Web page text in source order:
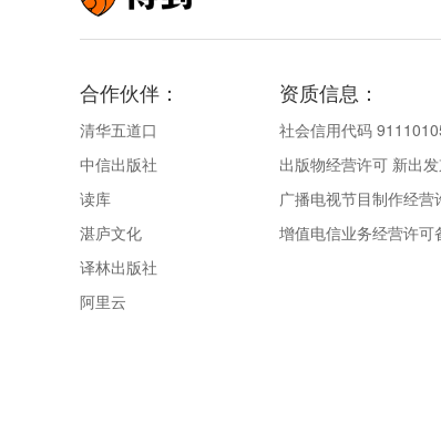
合作伙伴：
清华五道口
中信出版社
读库
湛庐文化
译林出版社
阿里云
资质信息：
社会信用代码
出版物经营许可 新出
广播电视节目制作经
增值电信业务经营许